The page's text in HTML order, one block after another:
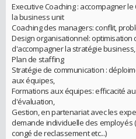
Executive Coaching : accompagner
la business unit
Coaching des managers: conflit,
Design organisationnel: optimisation
d'accompagner la stratégie business,
Plan de staffing
Stratégie de communication :
aux équipes,
Formations aux équipes: efficacité
d'évaluation,
Gestion, en partenariat avec les
demande individuelle des employés
congé de reclassement etc...)